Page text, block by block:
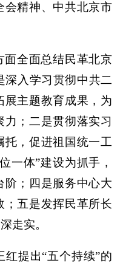
会精神、中共北京市
面全面总结民革北京
深入学习贯彻中共二
展主题教育成果，为
；二是贯彻落实习
，促进祖国统一工
一体”建设为抓手，
阶；四是服务中心大
；五是发挥民革所长
走实。
红提出“五个持续”的